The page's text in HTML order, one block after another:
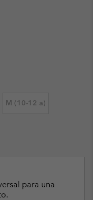
M (10-12 a)
para una